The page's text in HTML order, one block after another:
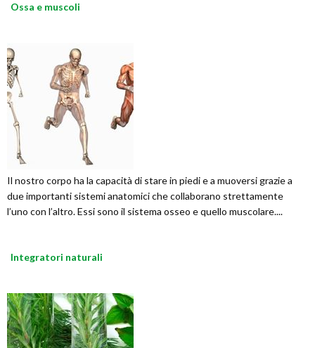
Ossa e muscoli
Il nostro corpo ha la capacità di stare in piedi e a muoversi grazie a
due importanti sistemi anatomici che collaborano strettamente
l’uno con l’altro. Essi sono il sistema osseo e quello muscolare....
Integratori naturali